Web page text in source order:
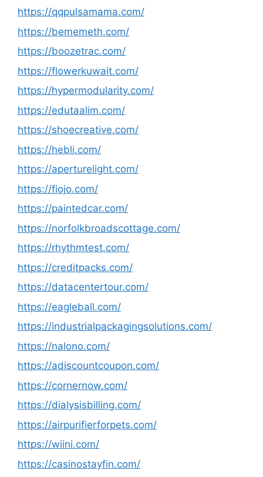
https://qqpulsamama.com/
https://bememeth.com/
https://boozetrac.com/
https://flowerkuwait.com/
https://hypermodularity.com/
https://edutaalim.com/
https://shoecreative.com/
https://hebli.com/
https://aperturelight.com/
https://fiojo.com/
https://paintedcar.com/
https://norfolkbroadscottage.com/
https://rhythmtest.com/
https://creditpacks.com/
https://datacentertour.com/
https://eagleball.com/
https://industrialpackagingsolutions.com/
https://nalono.com/
https://adiscountcoupon.com/
https://cornernow.com/
https://dialysisbilling.com/
https://airpurifierforpets.com/
https://wiini.com/
https://casinostayfin.com/